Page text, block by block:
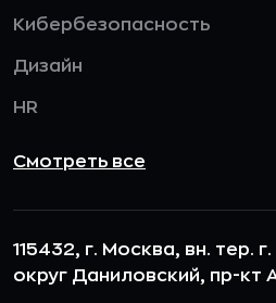
Кибербезопасность
Дизайн
HR
Смотреть все
115432, г. Москва, вн. тер.
округ Даниловский, пр-кт